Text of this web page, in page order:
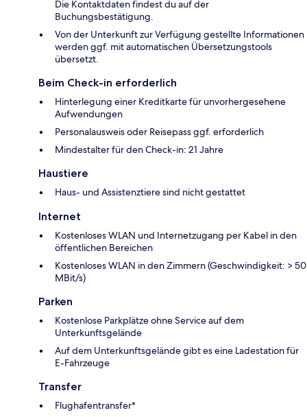
Die Kontaktdaten findest du auf der
Buchungsbestätigung.
Von der Unterkunft zur Verfügung gestellte Informationen
werden ggf. mit automatischen Übersetzungstools
übersetzt.
Beim Check-in erforderlich
Hinterlegung einer Kreditkarte für unvorhergesehene
Aufwendungen
Personalausweis oder Reisepass ggf. erforderlich
Mindestalter für den Check-in: 21 Jahre
Haustiere
Haus- und Assistenztiere sind nicht gestattet
Internet
Kostenloses WLAN und Internetzugang per Kabel in den
öffentlichen Bereichen
Kostenloses WLAN in den Zimmern (Geschwindigkeit: > 50
MBit/s)
Parken
Kostenlose Parkplätze ohne Service auf dem
Unterkunftsgelände
Auf dem Unterkunftsgelände gibt es eine Ladestation für
E-Fahrzeuge
Transfer
Flughafentransfer*